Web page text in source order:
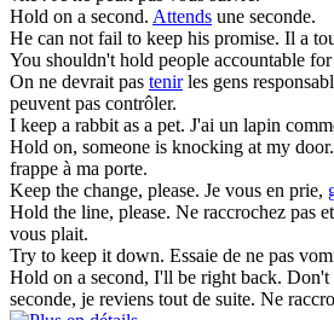
Hold on a second. Attends une seconde.
He can not fail to keep his promise. Il a
You shouldn'thold people accountable
On ne devrait pas tenirles gens
peuvent pas contrôler.
I keep a rabbit as a pet. J'ai un lapin
Hold on, someone is knocking at my door.
frappe à ma porte.
Keep the change, please. Je vous en prie,
Hold the line, please. Ne raccrochez pas et
vous plait.
Try to keep it down. Essaie de ne pas
Hold on a second, I'll be right back. Don't
seconde, je reviens tout de suite. Ne